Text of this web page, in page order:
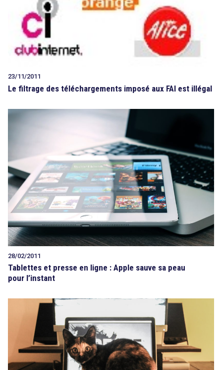
23/11/2011
Le filtrage des téléchargements imposé aux FAI est illégal
28/02/2011
Tablettes et presse en ligne : Apple sauve sa peau
pour l’instant
search